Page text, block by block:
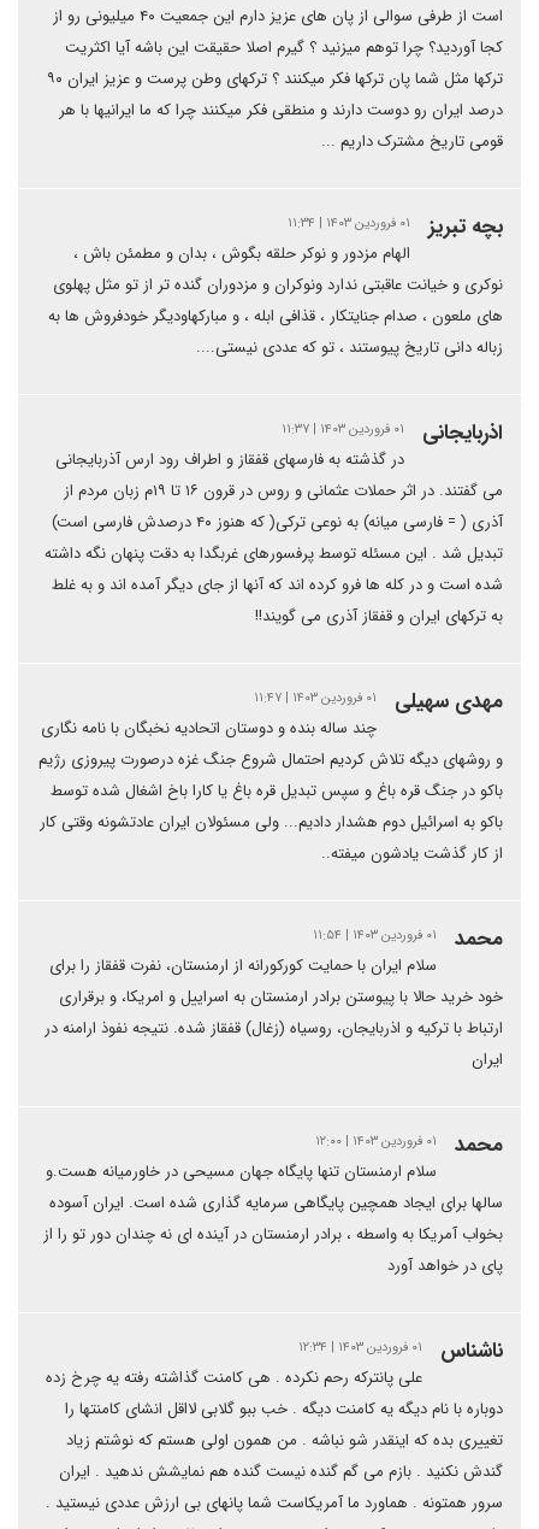
است از طرفی سوالی از پان های عزیز دارم این جمعیت ۴۰ میلیونی رو از
کجا آوردید؟ چرا توهم میزنید ؟ گیرم اصلا حقیقت این باشه آیا اکثریت
ترکها مثل شما پان ترکها فکر میکنند ؟ ترکهای وطن پرست و عزیز ایران ۹۰
درصد ایران رو دوست دارند و منطقی فکر میکنند چرا که ما ایرانیها با هر
قومی تاریخ مشترک داریم ...
بچه تبریز ۰۱ فروردین ۱۴۰۳ | ۱۱:۳۴
الهام مزدور و نوکر حلقه بگوش ، بدان و مطمئن باش ،
نوکری و خیانت عاقبتی ندارد ونوکران و مزدوران گنده تر از تو مثل پهلوی
های ملعون ، صدام جنایتکار ، قذافی ابله ، و مبارکهاودیگر خودفروش ها به
زباله دانی تاریخ پیوستند ، تو که عددی نیستی....
اذربایجانی ۰۱ فروردین ۱۴۰۳ | ۱۱:۳۷
در گذشته به فارسهای قفقاز و اطراف رود ارس آذربایجانی
می گفتند. در اثر حملات عثمانی و روس در قرون ۱۶ تا ۱۹م زبان مردم از
آذری ( = فارسی میانه) به نوعی ترکی( که هنوز ۴۰ درصدش فارسی است)
تبدیل شد . این مسئله توسط پرفسورهای غربگدا به دقت پنهان نگه داشته
شده است و در کله ها فرو کرده اند که آنها از جای دیگر آمده اند و به غلط
به ترکهای ایران و قفقاز آذری می گویند!!
مهدی سهیلی ۰۱ فروردین ۱۴۰۳ | ۱۱:۴۷
چند ساله بنده و دوستان اتحادیه نخبگان با نامه نگاری
و روشهای دیگه تلاش کردیم احتمال شروع جنگ غزه درصورت پیروزی رژیم
باکو در جنگ قره باغ و سپس تبدیل قره باغ یا کارا باخ اشغال شده توسط
باکو به اسرائیل دوم هشدار دادیم... ولی مسئولان ایران عادتشونه وقتی کار
از کار گذشت یادشون میفته..
محمد ۰۱ فروردین ۱۴۰۳ | ۱۱:۵۴
سلام ایران با حمایت کورکورانه از ارمنستان، نفرت قفقاز را برای
خود خرید حالا با پیوستن برادر ارمنستان به اسراییل و امریکا، و برقراری
ارتباط با ترکیه و اذربایجان، روسیاه (زغال) قفقاز شده. نتیجه نفوذ ارامنه در
ایران
محمد ۰۱ فروردین ۱۴۰۳ | ۱۲:۰۰
سلام ارمنستان تنها پایگاه جهان مسیحی در خاورمیانه هست.و
سالها برای ایجاد همچین پایگاهی سرمایه گذاری شده است. ایران آسوده
بخواب آمریکا به واسطه ، برادر ارمنستان در آینده ای نه چندان دور تو را از
پای در خواهد آورد
ناشناس ۰۱ فروردین ۱۴۰۳ | ۱۲:۳۴
علی پانترکه رحم نکرده . هی کامنت گذاشته رفته یه چرخ زده
دوباره با نام دیگه یه کامنت دیگه . خب ببو گلابی لااقل انشای کامنتها را
تغییری بده که اینقدر شو نباشه . من همون اولی هستم که نوشتم زیاد
گندش نکنید . بازم می گم گنده نیست گنده هم‌ نمایشش ندهید . ایران
سرور همتونه . هماورد ما آمریکاست شما پانهای بی ارزش عددی نیستید .